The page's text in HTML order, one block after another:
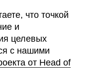
что точкой
и
целевых
с нашими
от Head of